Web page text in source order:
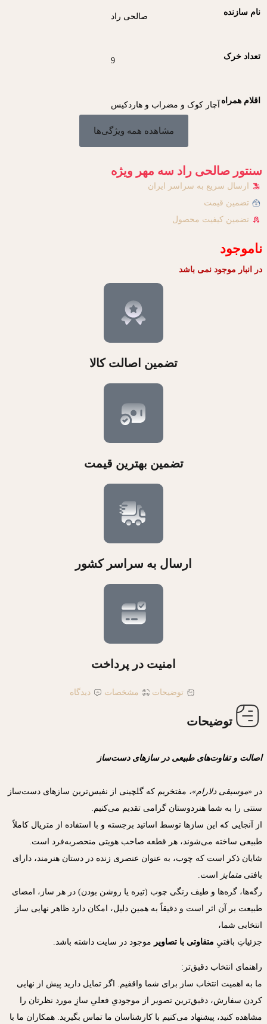
نام سازنده صالحی راد
تعداد خرک 9
اقلام همراه آچار کوک و مضراب و هاردکیس
مشاهده همه ویژگی‌ها
سنتور صالحی راد سه مهر ویژه
ارسال سریع به سراسر ایران
تضمین قیمت
تضمین کیفیت محصول
ناموجود
در انبار موجود نمی باشد
تضمین اصالت کالا
تضمین بهترین قیمت
ارسال به سراسر کشور
امنیت در پرداخت
توضیحات مشخصات دیدگاه
توضیحات
اصالت و تفاوت‌های طبیعی در سازهای دست‌ساز
در «موسیقی دلارام»، مفتخریم که گلچینی از نفیس‌ترین سازهای دست‌ساز
سنتی را به شما هنردوستان گرامی تقدیم می‌کنیم.
از آنجایی که این سازها توسط اساتید برجسته و با استفاده از متریال کاملاً
طبیعی ساخته می‌شوند، هر قطعه صاحب هویتی منحصر‌به‌فرد است.
شایان ذکر است که چوب، به عنوان عنصری زنده در دستان هنرمند، دارای
بافتی متمایز
است.
رگه‌ها، گره‌ها و طیف رنگی چوب (تیره یا روشن بودن) در هر ساز، امضای
طبیعت بر آن اثر است و دقیقاً به همین دلیل، امکان دارد ظاهر نهایی ساز
انتخابی شما،
جزئیاتِ بافتیِ متفاوتی با تصاویر موجود در سایت داشته باشد.
راهنمای انتخاب دقیق‌تر:
ما به اهمیت انتخاب ساز برای شما واقفیم. اگر تمایل دارید پیش از نهایی
کردن سفارش، دقیق‌ترین تصویر از موجودیِ فعلیِ سازِ مورد نظرتان را
مشاهده کنید، پیشنهاد می‌کنیم با کارشناسان ما تماس بگیرید. همکاران ما با